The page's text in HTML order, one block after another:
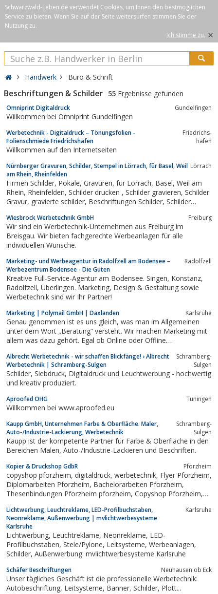
Schwarzwald-Leben.de verwendet Cookies, um Ihnen den bestmöglichen
Service zu bieten. Wenn Sie auf der Seite weitersurfen stimmen Sie der
Nutzung zu.
Ich stimme zu. ×
Handwerk Büro & Schrift
Beschriftungen & Schilder 55 Ergebnisse gefunden
Omniprint Digitaldruck Gundelfingen
Willkommen bei Omniprint Gundelfingen
Werbetechnik - Digitaldruck – Tönungsfolien -
Folienschmiede Friedrichshafen
Fried­richs­
ha­fen
Willkommen auf den Internetseiten
Nürnberger Gravuren, Schilder, Stempel in Lörrach, für Basel, Weil
am Rhein, Rheinfelden
Lörrach
Firmen Schilder, Pokale, Gravuren, für Lörrach, Basel, Weil am
Rhein, Rheinfelden, Schilder drucken , Schilder gravieren, Schilder
Gravur, gravierte schilder, Beschriftungen Schilder, Schilder
Wiesbrock Werbetechnik GmbH Freiburg
Wir sind ein Werbetechnik-Unternehmen aus Freiburg im
Breisgau. Wir bieten fachgerechte Werbeanlagen für alle
individuellen Wünsche.
Marketing- und Werbeagentur in Radolfzell am Bodensee –
Werbezentrum Bodensee - Die Guten
Radolfzell
Kreative Full-Service-Agentur am Bodensee. Singen, Konstanz,
Radolfzell, Überlingen. Marketing, Design & Gestaltung sowie
Werbetechnik sind wir Ihr Partner!
Marketing | Polymail GmbH | Daxlanden Karlsruhe
Genau genommen ist es uns gleich, was man im Allgemeinen
unter dem Wort „Beratung“ versteht. Wir machen Marketing mit
allem was dazu gehört. Egal ob Online oder Offline.
Albrecht Werbetechnik - wir schaffen Blickfänge! › Albrecht
Werbetechnik | Schramberg-Sulgen
Schramberg-
Sulgen
Schilder, Siebdruck, Digitaldruck und Leuchtwerbung - hochwertig
und kreativ produziert.
Aproofed OHG Tuningen
Willkommen bei www.aproofed.eu
Kaupp GmbH, Unternehmen Farbe & Oberfläche. Maler,
Auto-/Industrie-Lackierung, Werbetechnik
Schramberg-
Sulgen
Kaupp ist der kompetente Partner für Farbe & Oberfläche in den
Bereichen Malen, Auto-/Industrie-Lackieren und Beschriften.
Kopier & Druckshop GdbR Pforzheim
copyshop pforzheim, digitaldruck, werbetechnik, Flyer Pforzheim,
Diplomarbeiten Pforzheim, Bachelorarbeiten Pforzheim,
Thesenbindungen Pforzheim pforzheim, Copyshop Pforzheim,
Digitalprint, Digitaldruck, Kopien, kopieren, Kopie, Plakate
Pforzheim, Poster Pforzheim,...
Lichtwerbung, Leuchtreklame, LED-Profilbuchstaben,
Neonreklame, Außenwerbung | mvlichtwerbesysteme
Karlsruhe
Karlsruhe
Lichtwerbung, Leuchtreklame, Neonreklame, LED-
Profilbuchstaben, Stele/Pylone, Leitsysteme, Werbeanlagen,
Schilder, Außenwerbung. mvlichtwerbesysteme Karlsruhe
Schäfer Beschriftungen Neuhausen ob Eck
Unser tägliches Geschäft ist die professionelle Werbetechnik:
Autobeschriftung, Leitsysteme, Banner, Schilder, Plott...